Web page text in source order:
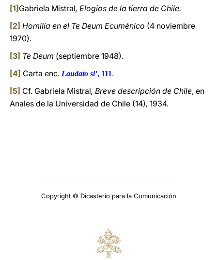
[1] Gabriela Mistral, Elogios de la tierra de Chile.
[2] Homilía en el Te Deum Ecuménico (4 noviembre
1970).
[3] Te Deum (septiembre 1948).
[4] Carta enc. Laudato si’, 111.
[5] Cf. Gabriela Mistral, Breve descripción de Chile, en
Anales de la Universidad de Chile (14), 1934.
Copyright © Dicasterio para la Comunicación